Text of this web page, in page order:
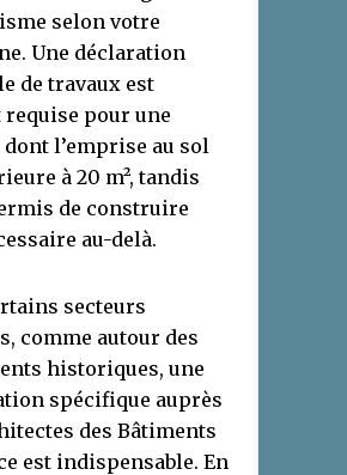
selon votre
Une déclaration
de travaux est
requise pour une
l’emprise au sol
à 20 m², tandis
de construire
au-delà.
secteurs
comme autour des
historiques, une
spécifique auprès
des Bâtiments
est indispensable. En